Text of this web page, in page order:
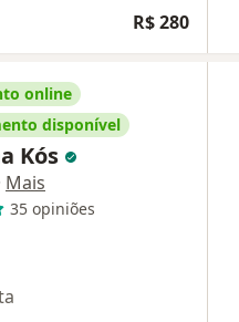
R$ 280
online
disponível
Kós
Mais
35 opiniões